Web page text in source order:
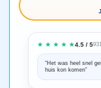
★ ★ ★ ★ ★4.5 / 5
“Het was heel snel
huis kon komen”